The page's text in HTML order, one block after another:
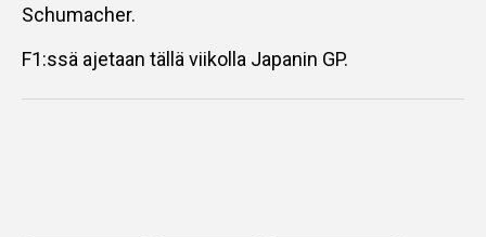
Schumacher.
F1:ssä ajetaan tällä viikolla Japanin GP.